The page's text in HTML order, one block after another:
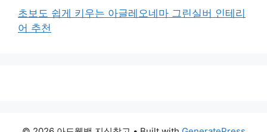
초보도 쉽게 키우는 아글레오네마 그린실버 인테리
어 추천